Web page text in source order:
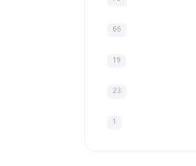
66
19
23
1